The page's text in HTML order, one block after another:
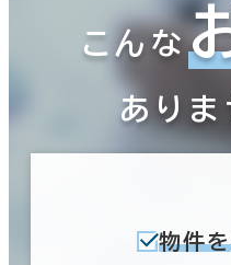
こんな
あり
物件